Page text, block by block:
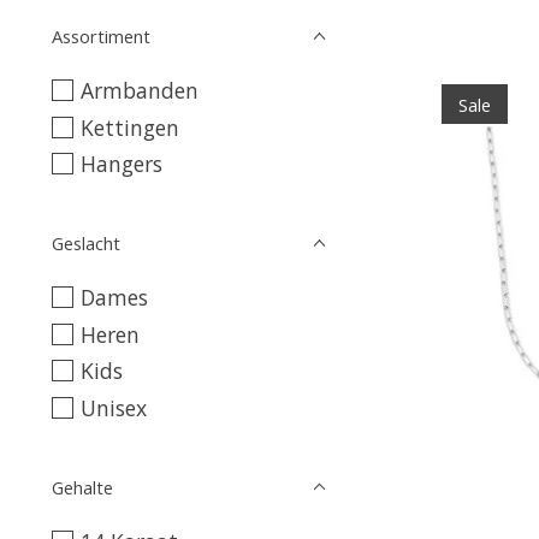
Assortiment
Armbanden
Kettingen
Hangers
Geslacht
Dames
Heren
Kids
Unisex
Gehalte
Sale